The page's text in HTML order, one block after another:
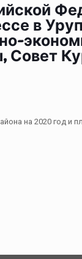
в
Совет
на 2020 год и